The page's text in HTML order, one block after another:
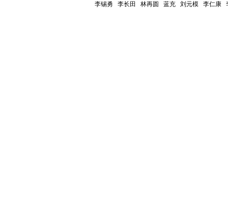
李锡勇
李长田 林再圆 蓝充 刘元模 李仁康